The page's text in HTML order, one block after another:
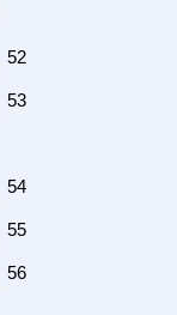
52
53
54
55
56